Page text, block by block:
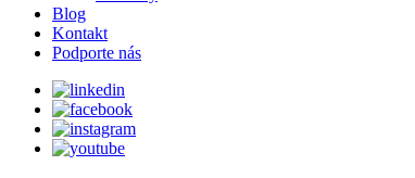
Blog
Kontakt
Podporte nás